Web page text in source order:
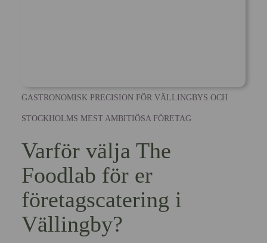
GASTRONOMISK PRECISION FÖR VÄLLINGBYS OCH
STOCKHOLMS MEST AMBITIÖSA FÖRETAG
Varför välja The
Foodlab för er
företagscatering i
Vällingby?